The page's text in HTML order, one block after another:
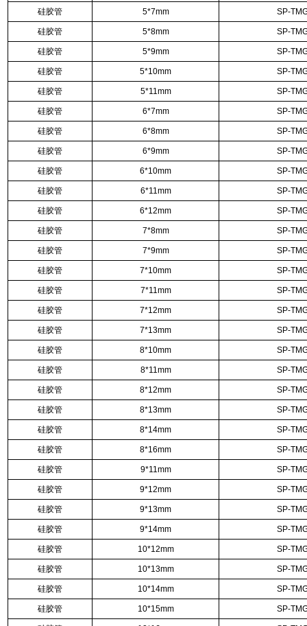
硅胶管 5*7mm SP-
硅胶管 5*8mm SP-
硅胶管 5*9mm SP-
硅胶管 5*10mm SP-
硅胶管 5*11mm SP-
硅胶管 6*7mm SP-
硅胶管 6*8mm SP-
硅胶管 6*9mm SP-
硅胶管 6*10mm SP-
硅胶管 6*11mm SP-
硅胶管 6*12mm SP-
硅胶管 7*8mm SP-
硅胶管 7*9mm SP-
硅胶管 7*10mm SP-
硅胶管 7*11mm SP-
硅胶管 7*12mm SP-
硅胶管 7*13mm SP-
硅胶管 8*10mm SP-
硅胶管 8*11mm SP-
硅胶管 8*12mm SP-
硅胶管 8*13mm SP-
硅胶管 8*14mm SP-
硅胶管 8*16mm SP-
硅胶管 9*11mm SP-
硅胶管 9*12mm SP-
硅胶管 9*13mm SP-
硅胶管 9*14mm SP-
硅胶管 10*12mm SP-
硅胶管 10*13mm SP-
硅胶管 10*14mm SP-
硅胶管 10*15mm SP-